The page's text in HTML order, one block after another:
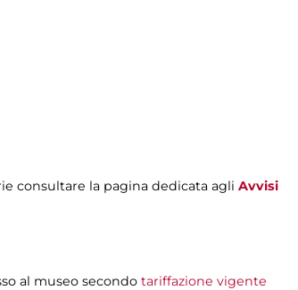
consultare la pagina dedicata agli Avvisi
al museo secondo tariffazione vigente